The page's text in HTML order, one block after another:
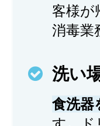
客様が
消毒業
洗い
食洗器